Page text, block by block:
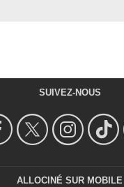
SUIVEZ-NOUS
ALLOCINÉ SUR MOBILE